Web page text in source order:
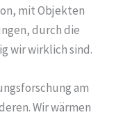
mit Objekten
durch die
wir wirklich sind.
am
Wir wärmen